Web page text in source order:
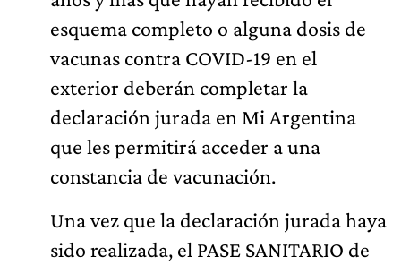
esquema completo o alguna dosis de
vacunas contra COVID-19 en el
exterior deberán completar la
declaración jurada en Mi Argentina
que les permitirá acceder a una
constancia de vacunación.
Una vez que la declaración jurada haya
sido realizada, el PASE SANITARIO de